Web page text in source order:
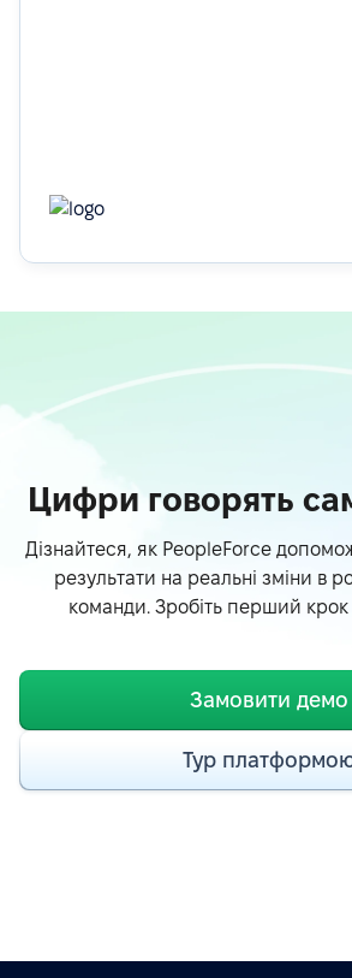
Цифри говорять
Дізнайтеся, як PeopleForce
результати на реальні зміни в
команди. Зробіть перший крок
Замовити демо
Тур